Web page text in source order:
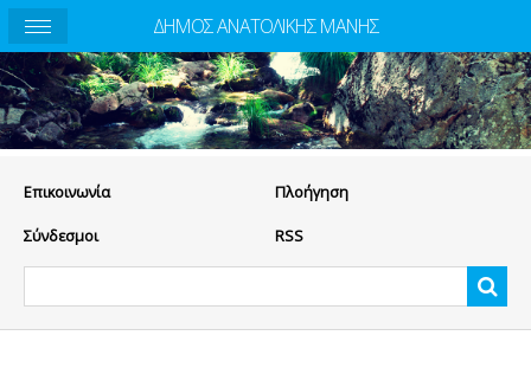
Eπικοινωνία Πλοήγηση
Σύνδεσμοι RSS
ΔΗΜΟΣ ΑΝΑΤΟΛΙΚΗΣ ΜΑΝΗΣ